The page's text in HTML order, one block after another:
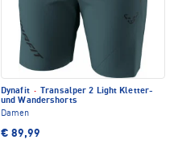
Dynafit ·
Transalper 2 Light Kletter-
und Wandershorts
Damen
€ 89,99